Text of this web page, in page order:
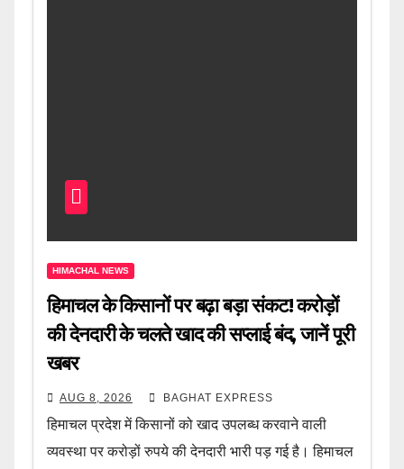
HIMACHAL NEWS
हिमाचल के किसानों पर बढ़ा बड़ा संकट! करोड़ों
की देनदारी के चलते खाद की सप्लाई बंद, जानें पूरी
खबर
AUG 8, 2026 BAGHAT EXPRESS
हिमाचल प्रदेश में किसानों को खाद उपलब्ध करवाने वाली
व्यवस्था पर करोड़ों रुपये की देनदारी भारी पड़ गई है। हिमाचल